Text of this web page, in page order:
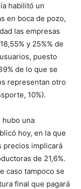
habilitó un
en boca de pozo,
las empresas
y 25%% de
puesto
de lo que se
representan otro
10%).
hubo una
hoy, en la que
precios implicará
de 21,6%.
caso tampoco se
final que pagará